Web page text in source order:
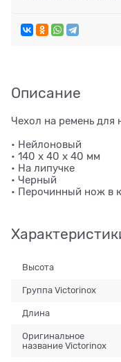
Описание
Чехол на ремень для
• Нейлоновый
• 140 х 40 х 40 мм
• На липучке
• Черный
• Перочинный нож в
Высота
Группа Victorinox
Длина
Оригинальное
название Victorinox